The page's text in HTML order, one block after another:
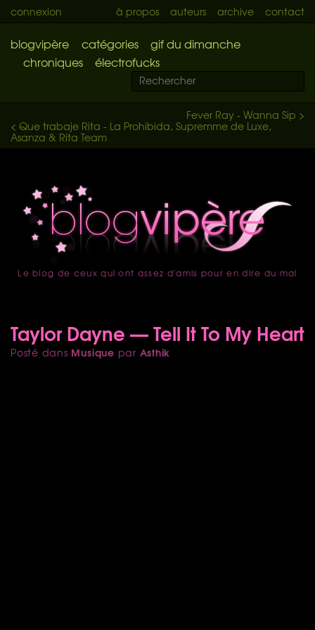
connexion à propos auteurs archive contact
blogvipère catégories
gif du dimanche
chroniques
électrofucks
Fever Ray - Wanna Sip >
< Que trabaje Rita - La Prohibida, Supremme de Luxe,
Asanza & Rita Team
accueil
Le blog de ceux qui ont assez d'amis pour en dire du mal
Taylor Dayne — Tell It To My Heart
Posté dans Musique par Asthik